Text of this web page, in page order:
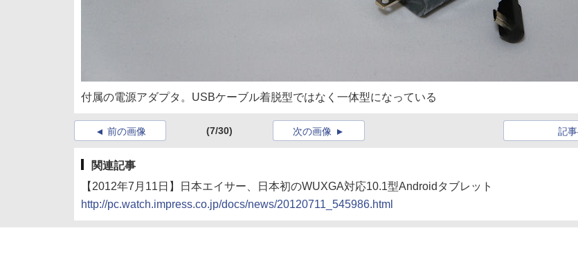
付属の電源アダプタ。USBケーブル着脱型ではなく一体型になっている
前の画像 (7/30) 記
次の画像
関連記事
【2012年7月11日】日本エイサー、日本初のWUXGA対応10.1型Androidタブレット
http://pc.watch.impress.co.jp/docs/news/20120711_545986.html